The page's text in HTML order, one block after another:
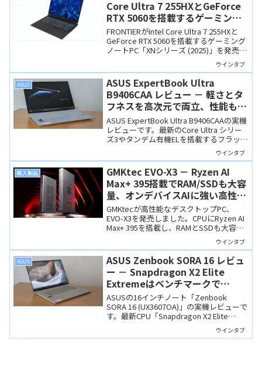
Core Ultra 7 255HXとGeForce
RTX 5060を搭載するゲーミング
ノート、オーダー時のカスタマイ
ズも可能
FRONTIERがIntel Core Ultra 7 255HXと
GeForce RTX 5060を搭載するゲーミング
ノートPC「XNシリーズ (2025)」を発売し
ました。ディスプレイ解像度も高く、オ
ーダー時のカスタマイズも可能です。
ウインタブ
ASUS
ASUS ExpertBook Ultra
B9406CAA レビュー － 軽さとタ
フネスを高次元で両立、性能もデ
ザインも「非の打ちどころがな
い」極上モバイルノート
ASUS ExpertBook Ultra B9406CAAの実機
レビューです。最新のCore Ultra シリー
ズ3やタンデム有機ELを搭載するフラッグ
シップ機です。MIL規格準拠の超堅牢・軽
量筐体に圧倒的なパフォーマンスを凝
縮。法人向けの製品ですが、個人ユーザ
ーにも強くおすすめしたいです。
ウインタブ
輸入製品
GMKtec EVO-X3 － Ryzen AI
Max+ 395搭載でRAM/SSDも大容
量、オンデバイスAIに強い高性能
PC
GMKtecが高性能なデスクトップPC、
EVO-X3を発売しました。CPUにRyzen AI
Max+ 395を搭載し、RAMとSSDも大容量
なので、AIを駆使した作業にも向きま
す。ただし、RAM128GBと言うだけあっ
て、価格のほうもかなりのもの。
ウインタブ
ASUS
ASUS Zenbook SORA 16 レビュ
ー － Snapdragon X2 Elite
Extremeはベンチマークで
Intel/AMDを圧倒！独自素材セラ
ルミナムの質感も最高な「16イン
チモバイルノート」
ASUSの16インチノート「Zenbook
SORA 16 (UX3607OA)」の実機レビューで
す。最新CPU「Snapdragon X2 Elite
Extreme」を搭載し、ベンチマークスコ
アは驚異的。新素材セラルミナムを採用
ウインタブ